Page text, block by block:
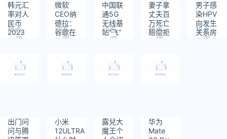
韩元汇
率对人
民币
2023
年10月
热点
阅
602
微软
CEO纳
德拉：
谷歌在
搜索领
导地
位，苹
果要负
动态
阅
820
中国联
通5G
无线基
站“飞”
上天：
离、带
宽均领
先
动态
阅
妻子拿
丈夫百
万死亡
赔偿拒
分给公
热点
阅
984
男子感
染HPV
向发生
关系房
东索赔
热点
阅
出门问
问与腾
小米
12ULTRA
露兒大
魔王个
华为
Mate